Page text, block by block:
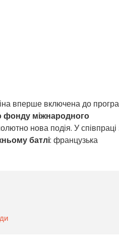
вперше включена до
фонду міжнародного
нова подія. У співпраці
батлі: французька